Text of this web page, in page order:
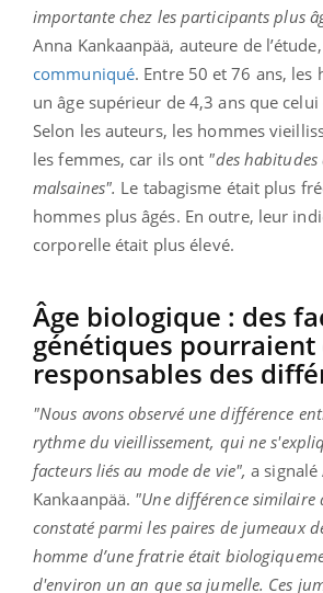
importante chez les participants plus
Anna Kankaanpää, auteure de
communiqué. Entre 50 et 76 ans, les
un âge supérieur de 4,3 ans que
Selon les auteurs, les hommes
les femmes, car ils ont "des habitudes
malsaines". Le tabagisme était plus
hommes plus âgés. En outre, leur
corporelle était plus élevé.
Âge biologique : des
génétiques pourraient
responsables des
"Nous avons observé une différence
rythme du vieillissement, qui ne
facteurs liés au mode de vie", a signalé
Kankaanpää. "Une différence similaire
constaté parmi les paires de jumeaux
homme d’une fratrie était
d'environ un an que sa jumelle. Ces